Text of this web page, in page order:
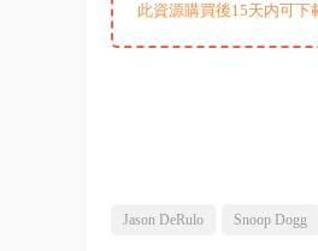
此資源購買後15天内可
Jason DeRulo Snoop Dogg